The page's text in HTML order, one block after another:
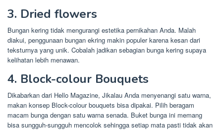
3. Dried flowers
Bungan kering tidak mengurangi estetika pernikahan Anda. Malah
diakui, penggunaan bungan ekring makin populer karena kesan dari
teksturnya yang unik. Cobalah jadikan sebagian bunga kering supaya
kelihatan lebih menawan.
4. Block-colour Bouquets
Dikabarkan dari Hello Magazine, Jikalau Anda menyenangi satu warna,
makan konsep Block-colour bouquets bisa dipakai. Pilih beragam
macam bunga dengan satu warna senada. Buket bunga ini memang
bisa sungguh-sungguh mencolok sehingga setiap mata pasti tidak akan